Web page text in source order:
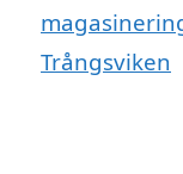
Trångsviken